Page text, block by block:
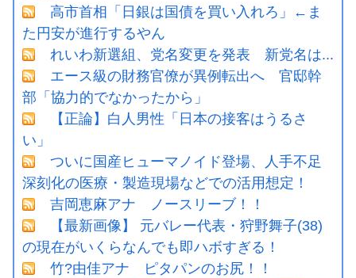
高市首相「日銀は国債を買い入れろ」←ま
た円安が進行するやん
れいわ新選組、党名変更を発表 新党名は...
エース級の財務官僚が異例転出へ 官邸幹
部「協力的でなかったから」
【正論】白人男性「日本の接客はうるさ
い」
ついに国産ヒューマノイド登場、人手不足
深刻化の医療・製造現場などでの活用想定！
吉岡恵麻アナ ノースリーブ！！
【最新画像】 元バレー代表・狩野舞子(38)
の現在がいくらなんでも即ハボすぎる！
竹?由佳アナ ピタパンのお尻！！